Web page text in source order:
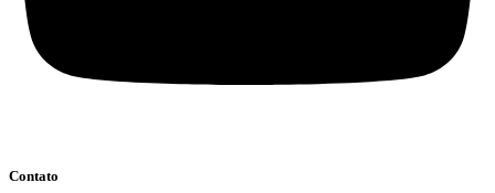
Contato